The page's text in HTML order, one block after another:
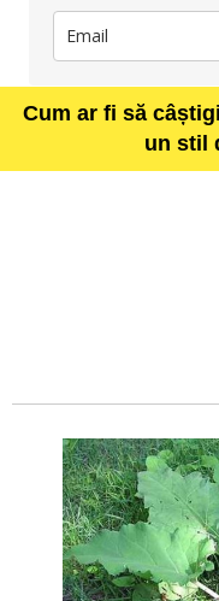
Cum ar fi să
un stil